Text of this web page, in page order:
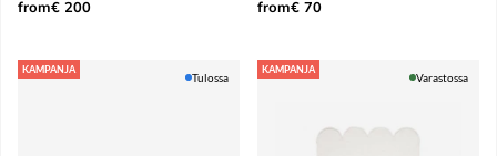
from€ 200 from€ 70
KAMPANJA
Tulossa
KAMPANJA
Varastossa